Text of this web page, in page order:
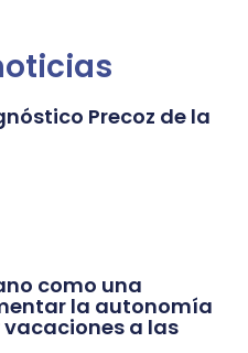
Precoz de la
como una
la autonomía
vacaciones a las